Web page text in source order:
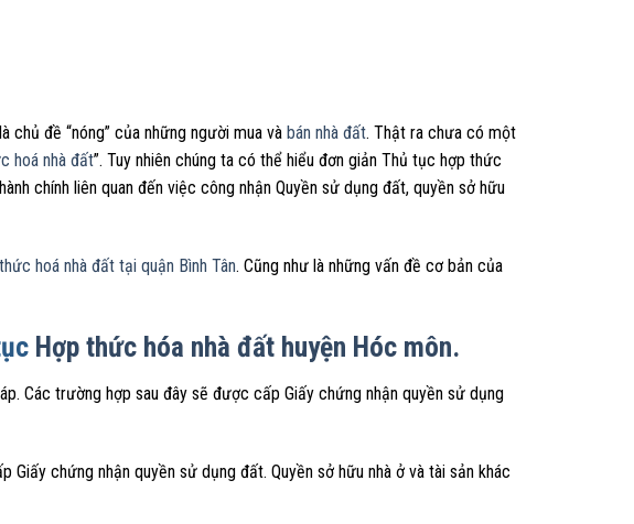
chủ đề “nóng” của những người mua và bán nhà đất. Thật ra chưa có một
hoá nhà đất”. Tuy nhiên chúng ta có thể hiểu đơn giản Thủ tục hợp thức
chính liên quan đến việc công nhận Quyền sử dụng đất, quyền sở hữu
hoá nhà đất tại quận Bình Tân. Cũng như là những vấn đề cơ bản của
Hợp thức hóa nhà đất huyện Hóc môn.
Các trường hợp sau đây sẽ được cấp Giấy chứng nhận quyền sử dụng
chứng nhận quyền sử dụng đất. Quyền sở hữu nhà ở và tài sản khác